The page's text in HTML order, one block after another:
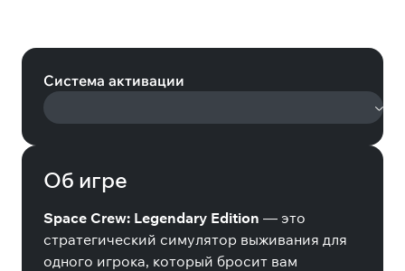
Система активации
Об игре
Space Crew: Legendary Edition — это
стратегический симулятор выживания для
одного игрока, который бросит вам